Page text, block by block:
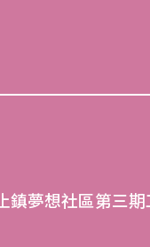
鎮夢想社區第三期